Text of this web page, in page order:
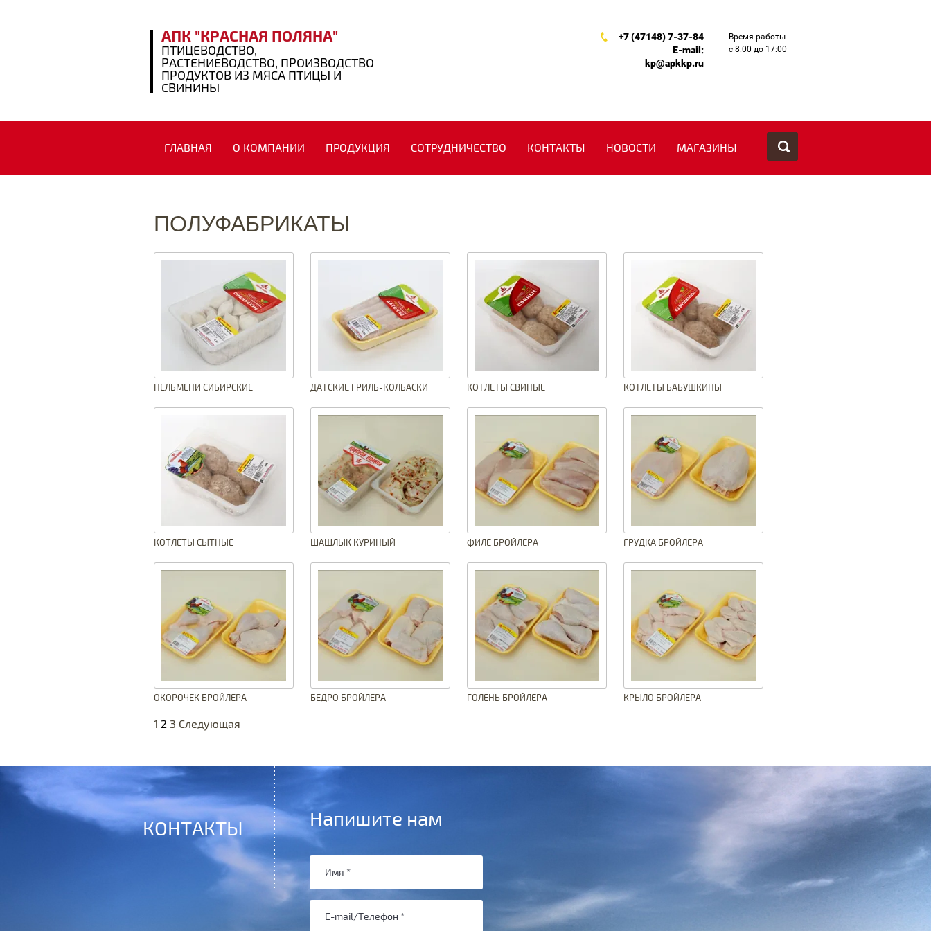
АПК "КРАСНАЯ ПОЛЯНА"
ПТИЦЕВОДСТВО,
РАСТЕНИЕВОДСТВО, ПРОИЗВОДСТВО
ПРОДУКТОВ ИЗ МЯСА ПТИЦЫ И
СВИНИНЫ
+7 (47148) 7-37-84
E-mail:
kp@apkkp.ru
Время работы
с 8:00 до 17:00
ГЛАВНАЯ О КОМПАНИИ ПРОДУКЦИЯ СОТРУДНИЧЕСТВО КОНТАКТЫ НОВОСТИ МАГАЗИНЫ
ПОЛУФАБРИКАТЫ
ПЕЛЬМЕНИ СИБИРСКИЕ ДАТСКИЕ ГРИЛЬ-КОЛБАСКИ КОТЛЕТЫ СВИНЫЕ КОТЛЕТЫ БАБУШКИНЫ
КОТЛЕТЫ СЫТНЫЕ ШАШЛЫК КУРИНЫЙ ФИЛЕ БРОЙЛЕРА ГРУДКА БРОЙЛЕРА
ОКОРОЧЁК БРОЙЛЕРА БЕДРО БРОЙЛЕРА ГОЛЕНЬ БРОЙЛЕРА КРЫЛО БРОЙЛЕРА
1 2 3 Следующая
КОНТАКТЫ Напишите нам